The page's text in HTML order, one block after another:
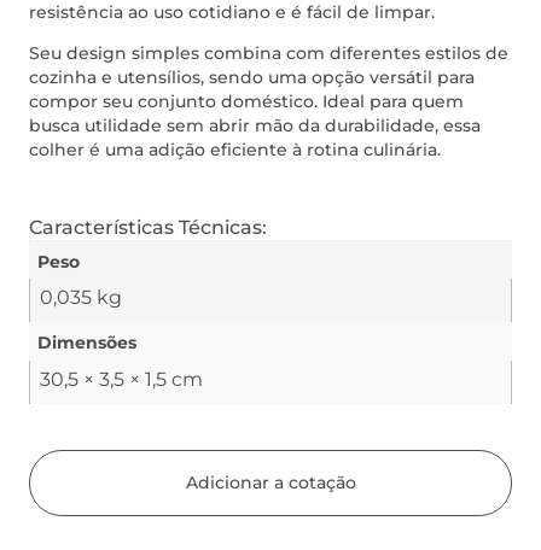
resistência ao uso cotidiano e é fácil de limpar.
Seu design simples combina com diferentes estilos de
cozinha e utensílios, sendo uma opção versátil para
compor seu conjunto doméstico. Ideal para quem
busca utilidade sem abrir mão da durabilidade, essa
colher é uma adição eficiente à rotina culinária.
Características Técnicas:
Peso
0,035 kg
Dimensões
30,5 × 3,5 × 1,5 cm
Adicionar a cotação